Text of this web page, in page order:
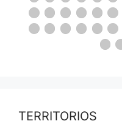
TERRITORIOS